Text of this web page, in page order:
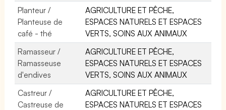
Planteur /
Planteuse de
café - thé
AGRICULTURE ET PÊCHE,
ESPACES NATURELS ET ESPACES
VERTS, SOINS AUX ANIMAUX
Ramasseur /
Ramasseuse
d'endives
AGRICULTURE ET PÊCHE,
ESPACES NATURELS ET ESPACES
VERTS, SOINS AUX ANIMAUX
Castreur /
Castreuse de
AGRICULTURE ET PÊCHE,
ESPACES NATURELS ET ESPACES